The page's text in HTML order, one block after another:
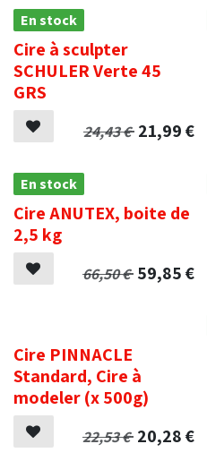
En stock
Cire à sculpter
SCHULER Verte 45
GRS
24,43€ 21,99€
En stock
Cire ANUTEX, boite de
2,5 kg
66,50€ 59,85€
Cire PINNACLE
Standard, Cire à
modeler (x 500g)
22,53€ 20,28€